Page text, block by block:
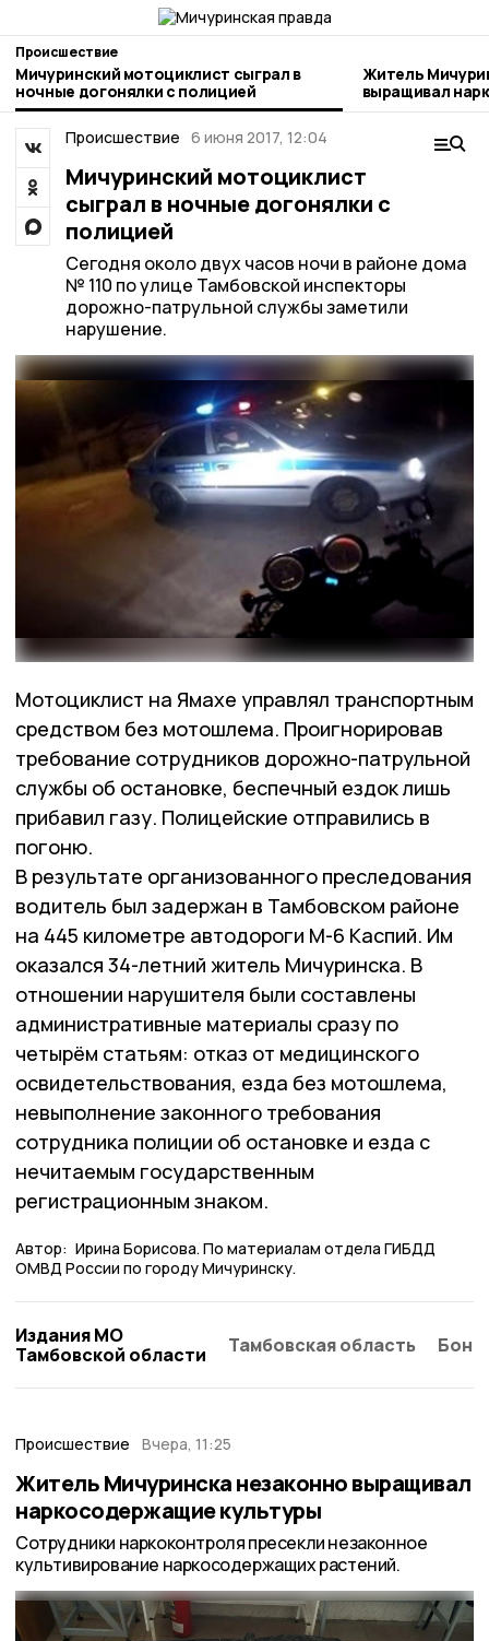
Происшествие
Мичуринский мотоциклист сыграл в
ночные догонялки с полицией
Житель
выращивал
Происшествие 6 июня 2017, 12:04
Мичуринский мотоциклист
сыграл в ночные догонялки с
полицией
Сегодня около двух часов ночи в районе дома
№ 110 по улице Тамбовской инспекторы
дорожно-патрульной службы заметили
нарушение.
Мотоциклист на Ямахе управлял транспортным
средством без мотошлема. Проигнорировав
требование сотрудников дорожно-патрульной
службы об остановке, беспечный ездок лишь
прибавил газу. Полицейские отправились в
погоню.
В результате организованного преследования
водитель был задержан в Тамбовском районе
на 445 километре автодороги М-6 Каспий. Им
оказался 34-летний житель Мичуринска. В
отношении нарушителя были составлены
административные материалы сразу по
четырём статьям: отказ от медицинского
освидетельствования, езда без мотошлема,
невыполнение законного требования
сотрудника полиции об остановке и езда с
нечитаемым государственным
регистрационным знаком.
Автор: Ирина Борисова. По материалам отдела ГИБДД
ОМВД России по городу Мичуринску.
Издания МО
Тамбовской области
Тамбовская область
Происшествие Вчера, 11:25
Житель Мичуринска незаконно выращивал
наркосодержащие культуры
Сотрудники наркоконтроля пресекли незаконное
культивирование наркосодержащих растений.